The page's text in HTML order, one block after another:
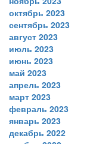
октябрь 2023
сентябрь 2023
август 2023
июль 2023
июнь 2023
май 2023
апрель 2023
март 2023
февраль 2023
январь 2023
декабрь 2022